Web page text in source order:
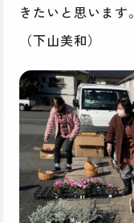
きたいと思います。
（下山美和）